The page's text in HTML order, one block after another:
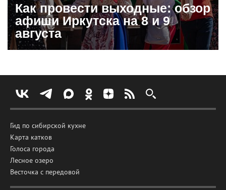
Как провести выходные: обзор
афиши Иркутска на 8 и 9
августа
Гид по сибирской кухне
Карта катков
Голоса города
Лесное озеро
Весточка с передовой